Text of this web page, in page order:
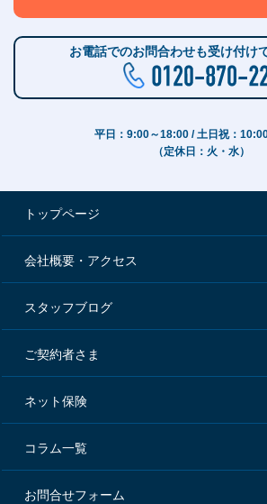
お電話でのお問合わせも受け付け
平日：9:00～18:00 / 土日祝：
（定休日：火・水）
トップページ
会社概要・アクセス
スタッフブログ
ご契約者さま
ネット保険
コラム一覧
お問合せフォーム